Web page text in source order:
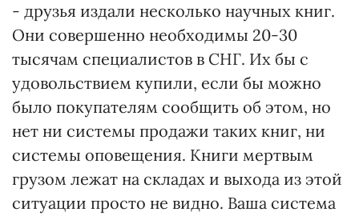
- друзья издали несколько научных книг.
Они совершенно необходимы 20-30
тысячам специалистов в СНГ. Их бы с
удовольствием купили, если бы можно
было покупателям сообщить об этом, но
нет ни системы продажи таких книг, ни
системы оповещения. Книги мертвым
грузом лежат на складах и выхода из этой
ситуации просто не видно. Ваша система